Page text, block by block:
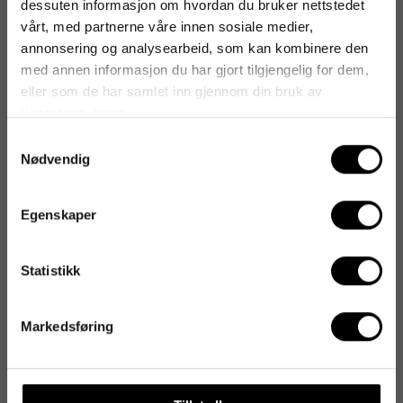
dessuten informasjon om hvordan du bruker nettstedet
vårt, med partnerne våre innen sosiale medier,
annonsering og analysearbeid, som kan kombinere den
med annen informasjon du har gjort tilgjengelig for dem,
eller som de har samlet inn gjennom din bruk av
Nødvendig
Egenskaper
Statistikk
Markedsføring
Antal i förpackning: 200
Matinformasjon
Artikkelnummer
Produktspesifikasjoner
Materiale Nitril